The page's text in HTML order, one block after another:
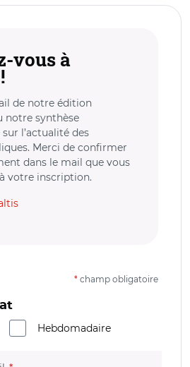
vous à
de notre édition
notre synthèse
l’actualité des
Merci de confirmer
dans le mail que vous
votre inscription.
* champ obligatoire
Hebdomadaire